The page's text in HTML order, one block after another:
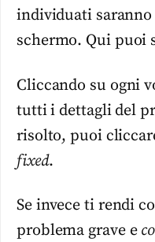
individuati
schermo. Qui puoi
Cliccando su ogni
tutti i dettagli del
risolto, puoi
fixed.
Se invece ti rendi
problema grave e